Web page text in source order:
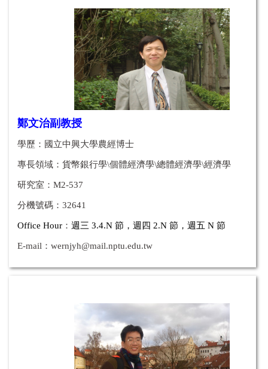
鄭文治副教授
學歷：國立中興大學農經博士
專長領域： 貨幣銀行學\個體經濟學\總體經濟學\經濟學
研究室：M2-537
分機號碼：32641
Office Hour ： 週三 3.4.N 節 ，週四 2.N 節 ， 週五 N 節
E-mail： wernjyh@mail.nptu.edu.tw